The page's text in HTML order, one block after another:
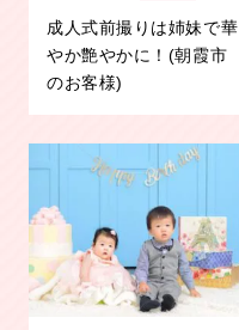
成人式前撮りは姉妹で華
やか艶やかに！(朝霞市
のお客様)